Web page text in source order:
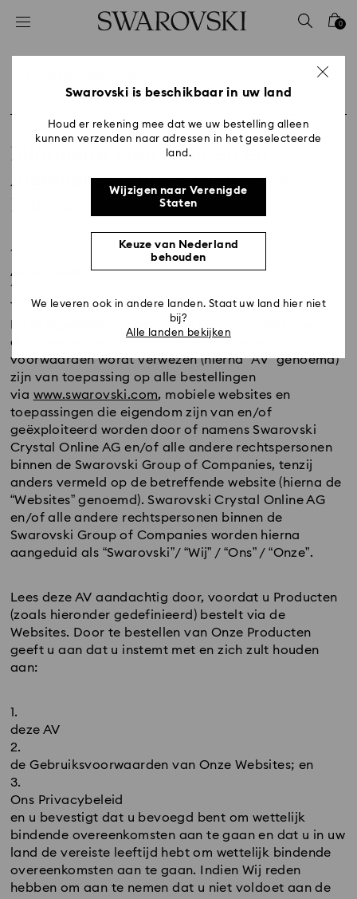
Lijst met toegangscodes
2 - Voettekst
0
Informatie Voor Klanten en
Algemene Voorwaarden Voor
Europa
ALGEMEEN
Toepasbaarheid
Deze algemene voorwaarden en alle beleidslijnen of
documenten waarnaar in deze algemene
voorwaarden wordt verwezen (hierna “AV” genoemd)
zijn van toepassing op alle bestellingen
via www.swarovski.com, mobiele websites en
toepassingen die eigendom zijn van en/of
geëxploiteerd worden door of namens Swarovski
Crystal Online AG en/of alle andere rechtspersonen
binnen de Swarovski Group of Companies, tenzij
anders vermeld op de betreffende website (hierna de
“Websites” genoemd). Swarovski Crystal Online AG
en/of alle andere rechtspersonen binnen de
Swarovski Group of Companies worden hierna
aangeduid als “Swarovski”/ “Wij” / “Ons” / “Onze”.
Lees deze AV aandachtig door, voordat u Producten
(zoals hieronder gedefinieerd) bestelt via de
Websites. Door te bestellen van Onze Producten
geeft u aan dat u instemt met en zich zult houden
aan:
deze AV
de Gebruiksvoorwaarden van Onze Websites; en
Ons Privacybeleid
en u bevestigt dat u bevoegd bent om wettelijk
bindende overeenkomsten aan te gaan en dat u in uw
land de vereiste leeftijd hebt om wettelijk bindende
overeenkomsten aan te gaan. Indien Wij reden
hebben om aan te nemen dat u niet voldoet aan de
Swarovski is beschikbaar in uw land
Houd er rekening mee dat we uw bestelling alleen
kunnen verzenden naar adressen in het geselecteerde
land.
Wijzigen naar Verenigde
Staten
Keuze van Nederland
behouden
We leveren ook in andere landen. Staat uw land hier niet
bij?
Alle landen bekijken